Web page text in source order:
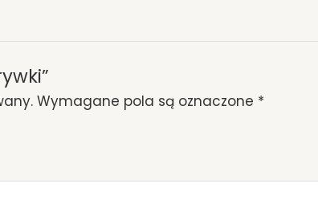
Wymagane pola są oznaczone *